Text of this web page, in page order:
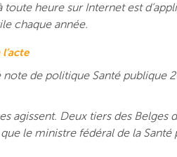
heure sur Internet est
chaque année.
de politique Santé publique
agissent. Deux tiers des
le ministre fédéral de la Santé